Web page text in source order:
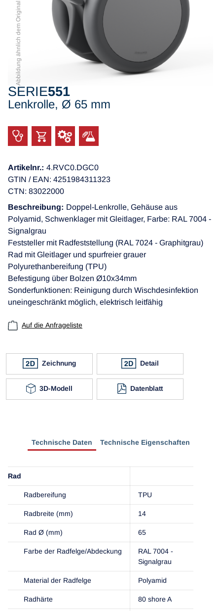
Abbildung ähnlich dem Original
SERIE551
Lenkrolle, Ø 65 mm
Artikelnr.: 4.RVC0.DGC0
GTIN / EAN: 4251984311323
CTN: 83022000
Beschreibung: Doppel-Lenkrolle, Gehäuse aus
Polyamid, Schwenklager mit Gleitlager, Farbe: RAL 7004 -
Signalgrau
Feststeller mit Radfeststellung (RAL 7024 - Graphitgrau)
Rad mit Gleitlager und spurfreier grauer
Polyurethanbereifung (TPU)
Befestigung über Bolzen Ø10x34mm
Sonderfunktionen: Reinigung durch Wischdesinfektion
uneingeschränkt möglich, elektrisch leitfähig
Auf die Anfrageliste
Zeichnung Detail
3D-Modell Datenblatt
Technische Daten Technische Eigenschaften
Rad
Radbereifung TPU
Radbreite (mm) 14
Rad Ø (mm) 65
Farbe der Radfelge/Abdeckung
RAL 7004 -
Signalgrau
Material der Radfelge Polyamid
Radhärte 80 shore A